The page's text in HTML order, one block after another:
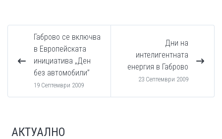
Габрово се включва
в Европейската
инициатива „Ден
без автомобили”
19 Септември 2009
Дни на
интелигентната
енергия в Габрово
23 Септември 2009
АКТУАЛНО